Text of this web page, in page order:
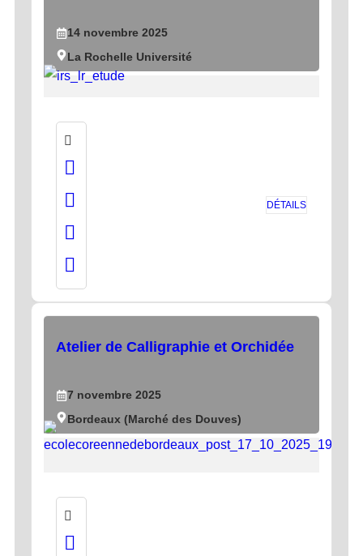
14 novembre 2025
La Rochelle Université
DÉTAILS
Atelier de Calligraphie et Orchidée
7 novembre 2025
Bordeaux (Marché des Douves)